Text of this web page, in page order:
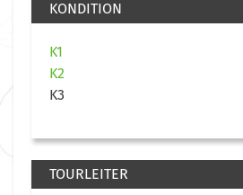
KONDITION
K1
K2
K3
TOURLEITER